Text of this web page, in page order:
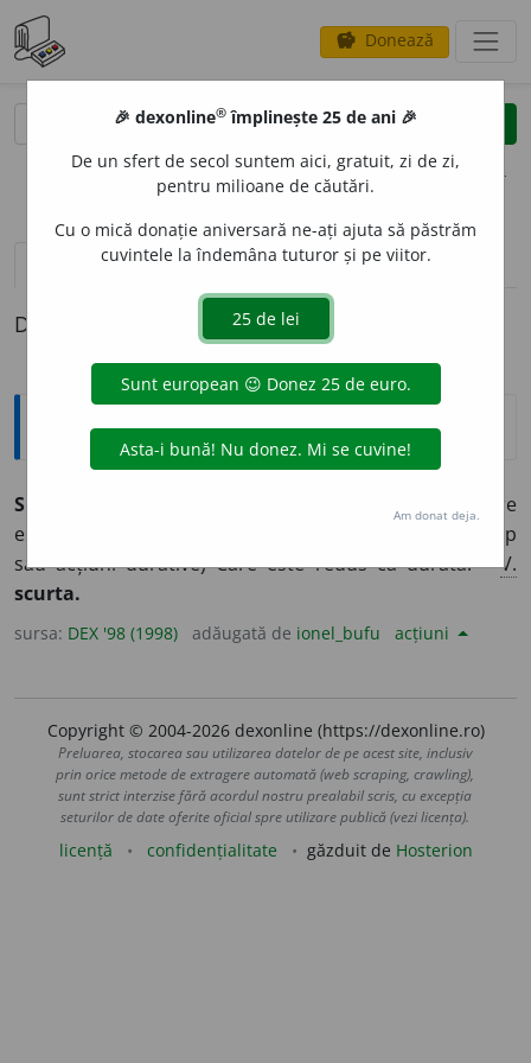
savings Donează
clear
opțiuni
definiții (1) pronunțievolume_up (23)
Definiția cu ID-ul 62905:
Explicative DEX
SCURT
(Despre obiecte) Care
este redus din lungime sau din înălțime.
(Despre timp
sau acțiuni durative) Care este redus ca durată. –V.
scurta.
sursa: DEX '98 (1998) adăugată de ionel_bufu acțiuni
Copyright © 2004-2026 dexonline (https://dexonline.ro)
Preluarea, stocarea sau utilizarea datelor de pe acest site, inclusiv
prin orice metode de extragere automată (web scraping, crawling),
sunt strict interzise fără acordul nostru prealabil scris, cu excepția
seturilor de date oferite oficial spre utilizare publică (vezi licența).
licență confidențialitate găzduit de Hosterion
🎉 dexonline® împlinește 25 de ani 🎉
De un sfert de secol suntem aici, gratuit, zi de zi,
pentru milioane de căutări.
Cu o mică donație aniversară ne-ați ajuta să păstrăm
cuvintele la îndemâna tuturor și pe viitor.
Am donat deja.